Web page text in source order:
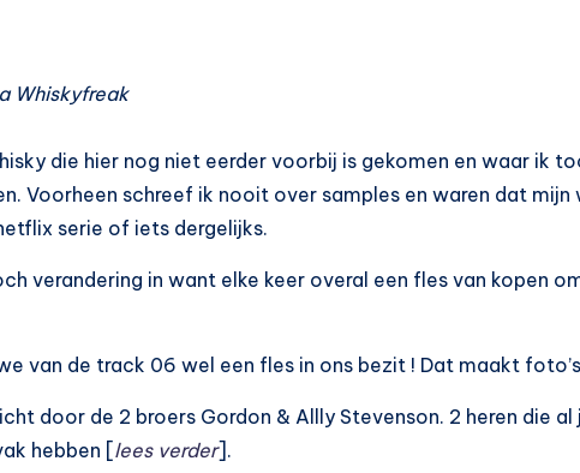
Whiskyfreak
die hier nog niet eerder voorbij is gekomen en waar ik
Voorheen schreef ik nooit over samples en waren dat mijn
serie of iets dergelijks.
verandering in want elke keer overal een fles van kopen
van de track 06 wel een fles in ons bezit ! Dat maakt
door de 2 broers Gordon & Allly Stevenson. 2 heren die
hebben [lees verder].